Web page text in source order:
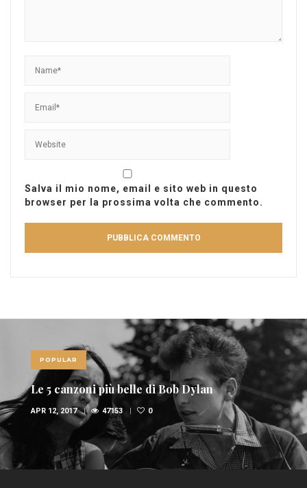
Salva il mio nome, email e sito web in questo
browser per la prossima volta che commento.
POPULAR
Le 5 canzoni più belle di Bob Dylan
APR 12, 2017 47153 0